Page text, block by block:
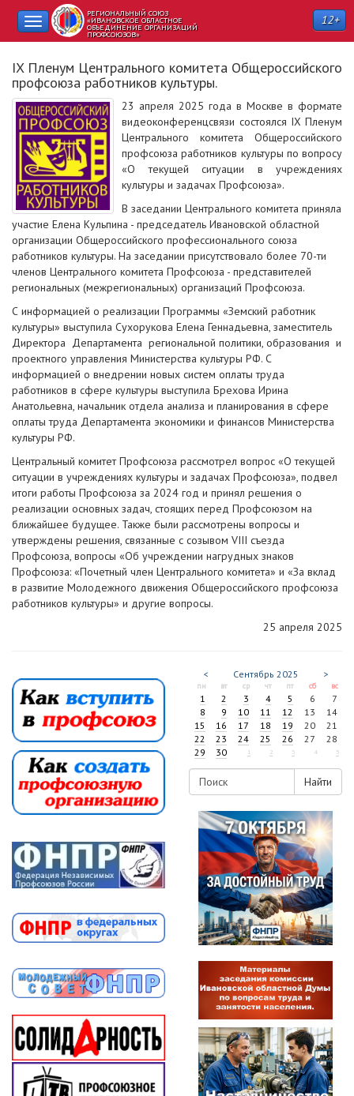
РЕГИОНАЛЬНЫЙ СОЮЗ
«ИВАНОВСКОЕ ОБЛАСТНОЕ
ОБЪЕДИНЕНИЕ ОРГАНИЗАЦИЙ
ПРОФСОЮЗОВ»
12+
Toggle
navigation
IX Пленум Центрального комитета Общероссийского
профсоюза работников культуры.
23 апреля 2025 года в Москве в формате
видеоконференцсвязи состоялся IX Пленум
Центрального комитета Общероссийского
профсоюза работников культуры по вопросу
«О текущей ситуации в учреждениях
культуры и задачах Профсоюза».
В заседании Центрального комитета приняла
участие Елена Кульпина - председатель Ивановской областной
организации Общероссийского профессионального союза
работников культуры. На заседании присутствовало более 70-ти
членов Центрального комитета Профсоюза - представителей
региональных (межрегиональных) организаций Профсоюза.
С информацией о реализации Программы «Земский работник
культуры» выступила Сухорукова Елена Геннадьевна, заместитель
Директора Департамента региональной политики, образования и
проектного управления Министерства культуры РФ. С
информацией о внедрении новых систем оплаты труда
работников в сфере культуры выступила Брехова Ирина
Анатольевна, начальник отдела анализа и планирования в сфере
оплаты труда Департамента экономики и финансов Министерства
культуры РФ.
Центральный комитет Профсоюза рассмотрел вопрос «О текущей
ситуации в учреждениях культуры и задачах Профсоюза», подвел
итоги работы Профсоюза за 2024 год и принял решения о
реализации основных задач, стоящих перед Профсоюзом на
ближайшее будущее. Также были рассмотрены вопросы и
утверждены решения, связанные с созывом VIII съезда
Профсоюза, вопросы «Об учреждении нагрудных знаков
Профсоюза: «Почетный член Центрального комитета» и «За вклад
в развитие Молодежного движения Общероссийского профсоюза
работников культуры» и другие вопросы.
25 апреля 2025
< Сентябрь 2025 >
пн вт ср чт пт сб вс
1 2 3 4 5 6
7
8
9 10 11 12 13
14
15
16 17 18 19 20
21
22
23 24 25 26 27
28
29
30 1 2 3 4 5
Найти